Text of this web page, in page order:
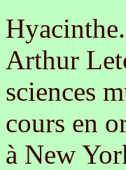
Arthur
sciences
cours en
à New